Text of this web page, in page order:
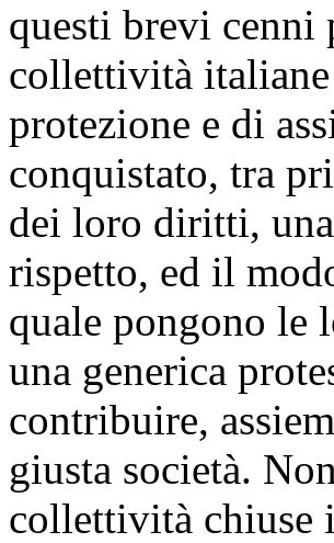
questi brevi
collettività
protezione e di
conquistato, tra
dei loro diritti,
rispetto, ed il
quale pongono
una generica
contribuire,
giusta società.
collettività chiuse